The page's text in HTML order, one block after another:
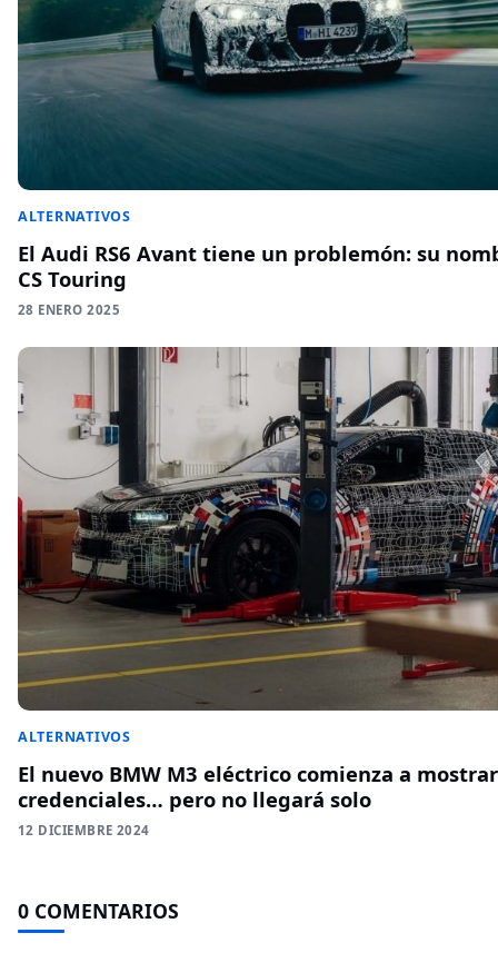
ALTERNATIVOS
El Audi RS6 Avant tiene un problemón: su
CS Touring
28 ENERO 2025
ALTERNATIVOS
El nuevo BMW M3 eléctrico comienza a
credenciales… pero no llegará solo
12 DICIEMBRE 2024
0 COMENTARIOS